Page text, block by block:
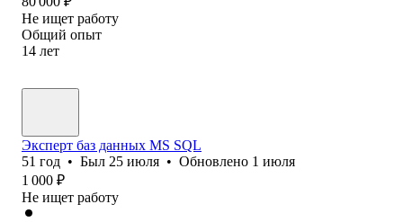
Не ищет работу
Общий опыт
14 лет
Эксперт баз данных MS SQL
51 год • Был 25 июля • Обновлено 1 июля
1 000 ₽
Не ищет работу